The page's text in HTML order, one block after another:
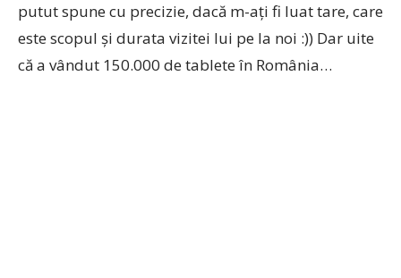
putut spune cu precizie, dacă m-aţi fi luat tare, care
este scopul şi durata vizitei lui pe la noi :)) Dar uite
că a vândut 150.000 de tablete în România…